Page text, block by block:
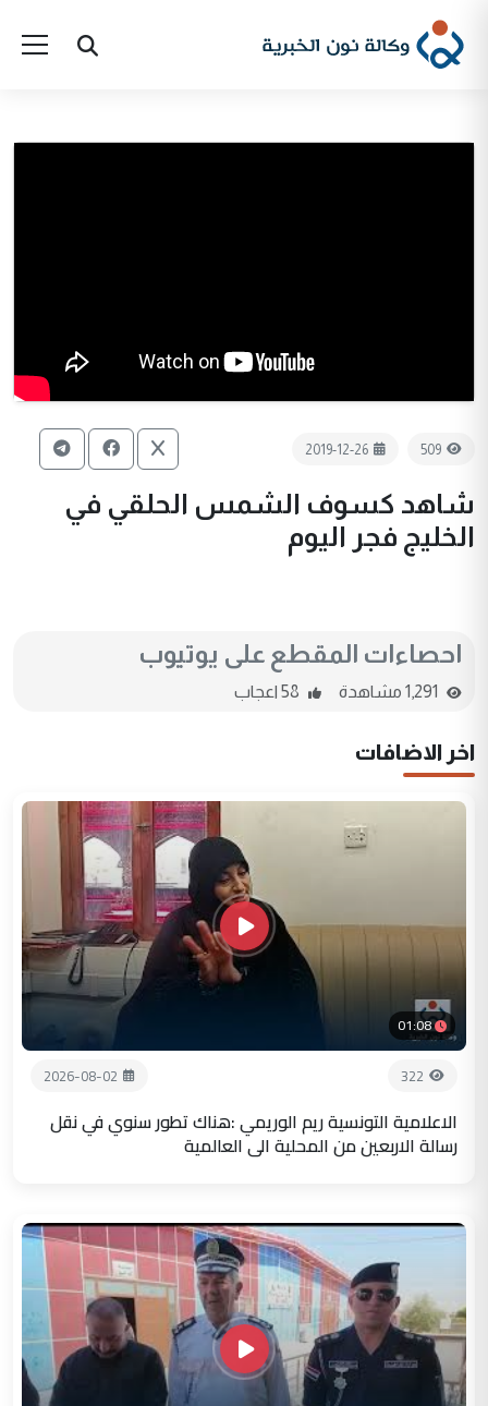
509
2019-12-26
شاهد كسوف الشمس الحلقي في
الخليج فجر اليوم
احصاءات المقطع على يوتيوب
اخر الاضافات
01:08
322
2026-08-02
الاعلامية التونسية ريم الوريمي :هناك تطور سنوي في نقل
رسالة الاربعين من المحلية الى العالمية